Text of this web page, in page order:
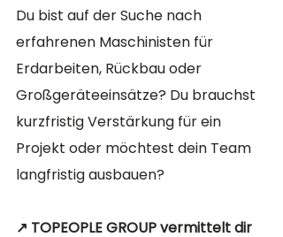
Du bist auf der Suche nach
erfahrenen Maschinisten für
Erdarbeiten, Rückbau oder
Großgeräteeinsätze? Du brauchst
kurzfristig Verstärkung für ein
Projekt oder möchtest dein Team
langfristig ausbauen?
↗️ TOPEOPLE GROUP vermittelt dir